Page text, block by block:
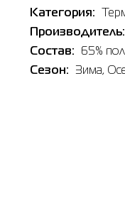
Категория:
Производитель:
Состав:
65%
Сезон:
Зима,